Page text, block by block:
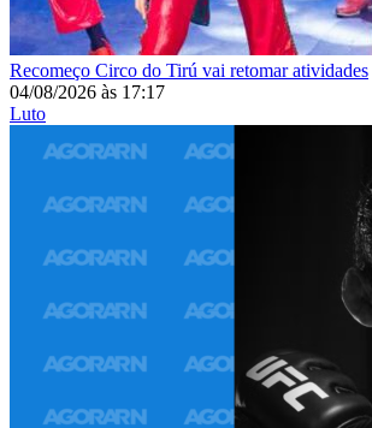
Recomeço Circo do Tirú vai retomar atividades
04/08/2026 às 17:17
Luto